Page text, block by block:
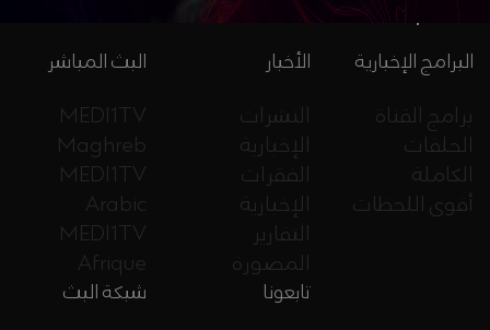
البث المباشر
MEDI1TV
Maghreb
MEDI1TV
Arabic
MEDI1TV
Afrique
الأخبار
النشرات
الإخبارية
الفقرات
الإخبارية
التقارير
المصورة
البرامج الإخبارية
برامج القناة
الحلقات
الكاملة
أقوى اللحظات
شبكة البث تابعونا